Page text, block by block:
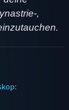
,